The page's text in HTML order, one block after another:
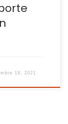
18, 2021